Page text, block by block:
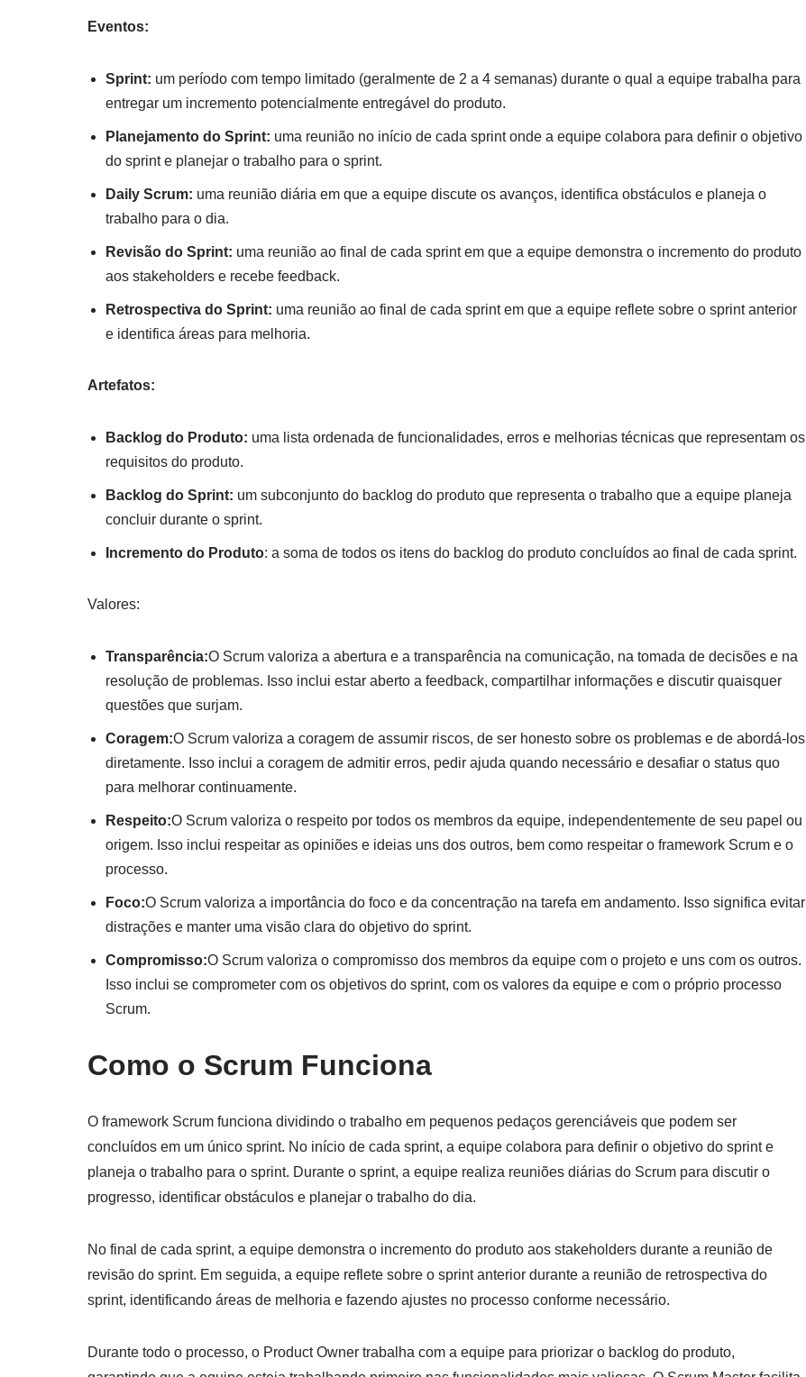
Eventos:
Sprint: um período com tempo limitado (geralmente de 2 a 4 semanas) durante o qual a equipe trabalha para
entregar um incremento potencialmente entregável do produto.
Planejamento do Sprint: uma reunião no início de cada sprint onde a equipe colabora para definir o objetivo
do sprint e planejar o trabalho para o sprint.
Daily Scrum: uma reunião diária em que a equipe discute os avanços, identifica obstáculos e planeja o
trabalho para o dia.
Revisão do Sprint: uma reunião ao final de cada sprint em que a equipe demonstra o incremento do produto
aos stakeholders e recebe feedback.
Retrospectiva do Sprint: uma reunião ao final de cada sprint em que a equipe reflete sobre o sprint anterior
e identifica áreas para melhoria.
Artefatos:
Backlog do Produto: uma lista ordenada de funcionalidades, erros e melhorias técnicas que representam os
requisitos do produto.
Backlog do Sprint: um subconjunto do backlog do produto que representa o trabalho que a equipe planeja
concluir durante o sprint.
Incremento do Produto: a soma de todos os itens do backlog do produto concluídos ao final de cada sprint.
Valores:
Transparência:O Scrum valoriza a abertura e a transparência na comunicação, na tomada de decisões e na
resolução de problemas. Isso inclui estar aberto a feedback, compartilhar informações e discutir quaisquer
questões que surjam.
Coragem:O Scrum valoriza a coragem de assumir riscos, de ser honesto sobre os problemas e de abordá-los
diretamente. Isso inclui a coragem de admitir erros, pedir ajuda quando necessário e desafiar o status quo
para melhorar continuamente.
Respeito:O Scrum valoriza o respeito por todos os membros da equipe, independentemente de seu papel ou
origem. Isso inclui respeitar as opiniões e ideias uns dos outros, bem como respeitar o framework Scrum e o
processo.
Foco:O Scrum valoriza a importância do foco e da concentração na tarefa em andamento. Isso significa evitar
distrações e manter uma visão clara do objetivo do sprint.
Compromisso:O Scrum valoriza o compromisso dos membros da equipe com o projeto e uns com os outros.
Isso inclui se comprometer com os objetivos do sprint, com os valores da equipe e com o próprio processo
Scrum.
Como o Scrum Funciona
O framework Scrum funciona dividindo o trabalho em pequenos pedaços gerenciáveis que podem ser
concluídos em um único sprint. No início de cada sprint, a equipe colabora para definir o objetivo do sprint e
planeja o trabalho para o sprint. Durante o sprint, a equipe realiza reuniões diárias do Scrum para discutir o
progresso, identificar obstáculos e planejar o trabalho do dia.
No final de cada sprint, a equipe demonstra o incremento do produto aos stakeholders durante a reunião de
revisão do sprint. Em seguida, a equipe reflete sobre o sprint anterior durante a reunião de retrospectiva do
sprint, identificando áreas de melhoria e fazendo ajustes no processo conforme necessário.
Durante todo o processo, o Product Owner trabalha com a equipe para priorizar o backlog do produto,